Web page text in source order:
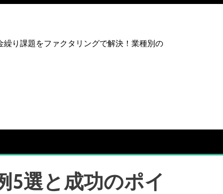
り課題をファクタリングで解決！業種別の
5選と成功のポイ